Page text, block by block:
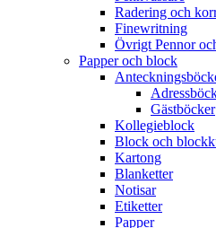
Radering och
Finewritning
Övrigt Pennor
Papper och block
Gästböcker
Kollegieblock
Block och
Kartong
Blanketter
Notisar
Etiketter
Papper